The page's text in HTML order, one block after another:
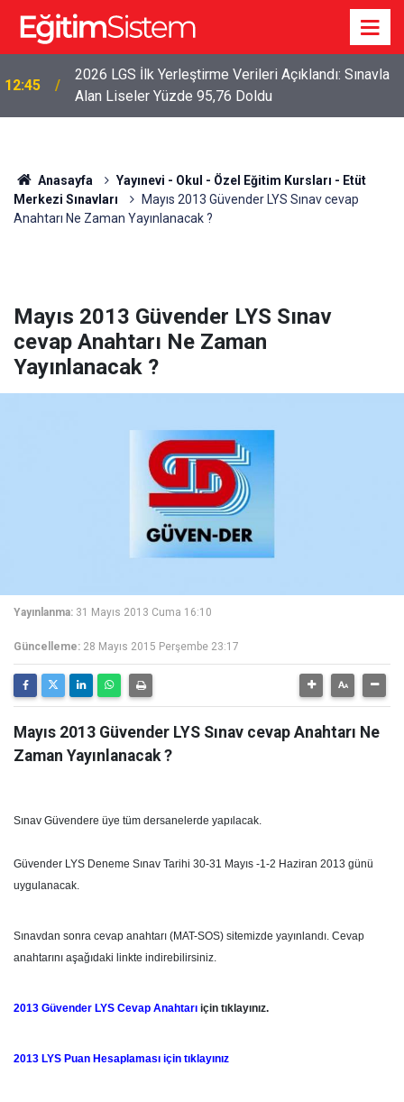
12:45
2026 LGS İlk Yerleştirme Verileri Açıklandı: Sınavla
Alan Liseler Yüzde 95,76 Doldu
Anasayfa
Yayınevi - Okul - Özel Eğitim Kursları - Etüt
Merkezi Sınavları
Mayıs 2013 Güvender LYS Sınav cevap
Anahtarı Ne Zaman Yayınlanacak ?
Mayıs 2013 Güvender LYS Sınav
cevap Anahtarı Ne Zaman
Yayınlanacak ?
Yayınlanma: 31 Mayıs 2013 Cuma 16:10
Güncelleme: 28 Mayıs 2015 Perşembe 23:17
Mayıs 2013 Güvender LYS Sınav cevap Anahtarı Ne
Zaman Yayınlanacak ?
Sınav Güvendere üye tüm dersanelerde yapılacak.
Güvender LYS Deneme Sınav Tarihi 30-31 Mayıs -1-2 Haziran 2013 günü
uygulanacak.
Sınavdan sonra cevap anahtarı (MAT-SOS) sitemizde yayınlandı. Cevap
anahtarını aşağıdaki linkte indirebilirsiniz.
2013 Güvender LYS Cevap Anahtarı için tıklayınız.
2013 LYS Puan Hesaplaması için tıklayınız